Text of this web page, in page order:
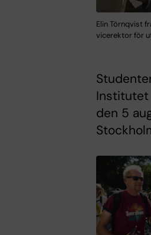
Elin Törnqvist
vicerektor för
Institutet
den 5